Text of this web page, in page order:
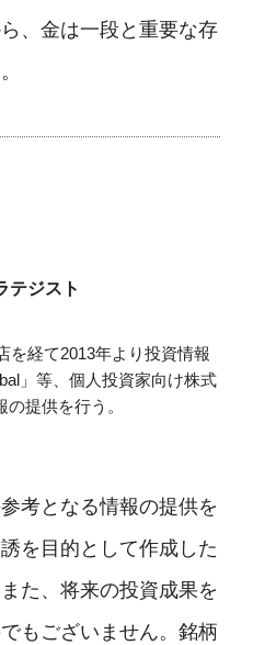
、金は一段と重要な存
テジスト
を経て2013年より投資情報
」等、個人投資家向け株式
提供を行う。
考となる情報の提供を
を目的として作成した
た、将来の投資成果を
もございません。銘柄